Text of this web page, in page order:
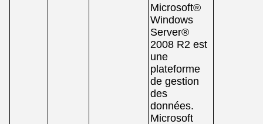
Microsoft®
Windows
Server®
2008 R2 est
une
plateforme
de gestion
des
données.
Microsoft